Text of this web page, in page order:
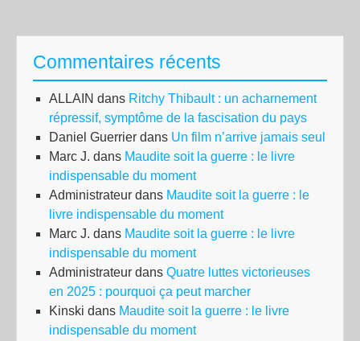
Commentaires récents
ALLAIN dans Ritchy Thibault : un acharnement
répressif, symptôme de la fascisation du pays
Daniel Guerrier dans Un film n’arrive jamais seul
Marc J. dans Maudite soit la guerre : le livre
indispensable du moment
Administrateur dans Maudite soit la guerre : le
livre indispensable du moment
Marc J. dans Maudite soit la guerre : le livre
indispensable du moment
Administrateur dans Quatre luttes victorieuses
en 2025 : pourquoi ça peut marcher
Kinski dans Maudite soit la guerre : le livre
indispensable du moment